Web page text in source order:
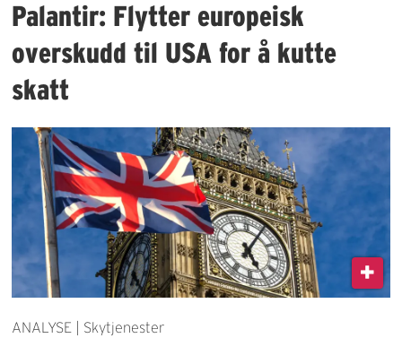
Palantir: Flytter europeisk
overskudd til USA for å kutte
skatt
ANALYSE | Skytjenester